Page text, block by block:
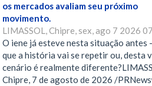
os mercados avaliam seu próximo
movimento.
LIMASSOL, Chipre, sex, ago 7 2026
O iene já esteve nesta situação antes
que a história vai se repetir ou, desta
cenário é realmente
Chipre, 7 de agosto de 2026 /